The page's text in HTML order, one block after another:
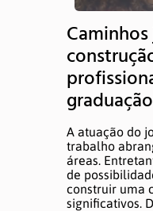
Produções
DÚVIDAS E
graduação
A atuação do
trabalho
áreas.
de
construir uma
significativos.